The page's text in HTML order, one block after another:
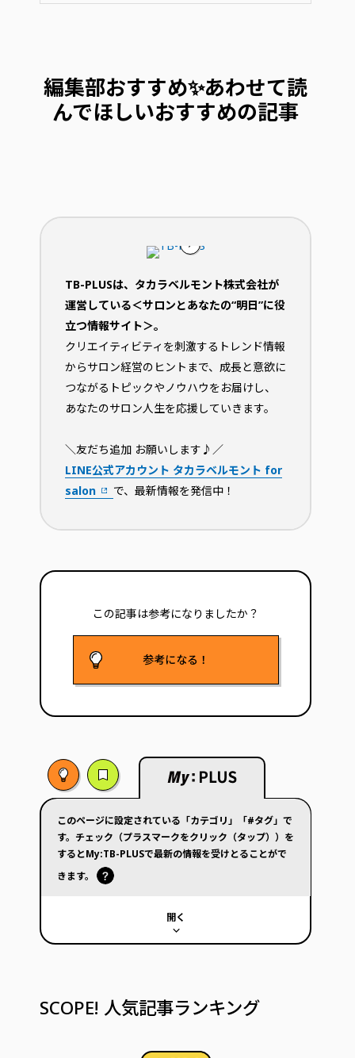
編集部おすすめ✨あわせて読
んでほしいおすすめの記事
TB-PLUSは、タカラベルモント株式会社が
運営している＜サロンとあなたの“明日”に役
立つ情報サイト＞。
クリエイティビティを刺激するトレンド情報
からサロン経営のヒントまで、成長と意欲に
つながるトピックやノウハウをお届けし、
あなたのサロン人生を応援していきます。
＼友だち追加 お願いします♪／
LINE公式アカウント タカラベルモント for
salon
で、最新情報を発信中！
この記事は参考になりましたか？
参考になる！
このページに設定されている「カテゴリ」「#タグ」で
す。チェック（プラスマークをクリック（タップ））を
するとMy:TB-PLUSで最新の情報を受けとることがで
きます。
開く
SCOPE! 人気記事ランキング